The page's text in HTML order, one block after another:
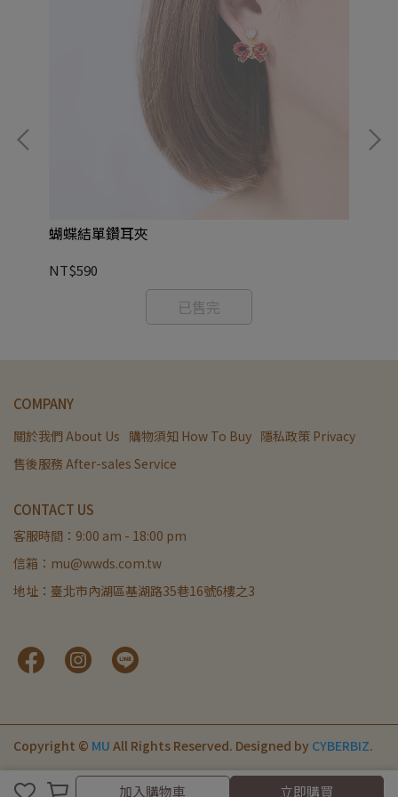
加入購物車
加入購物車 立即購買
蝴蝶結單鑽耳夾
NT$590
已售完
COMPANY
關於我們 About Us 購物須知 How To Buy 隱私政策 Privacy
售後服務 After-sales Service
CONTACT US
客服時間：9:00 am - 18:00 pm
信箱：mu@wwds.com.tw
地址：臺北市內湖區基湖路35巷16號6樓之3
Copyright © MU All Rights Reserved. Designed by CYBERBIZ.